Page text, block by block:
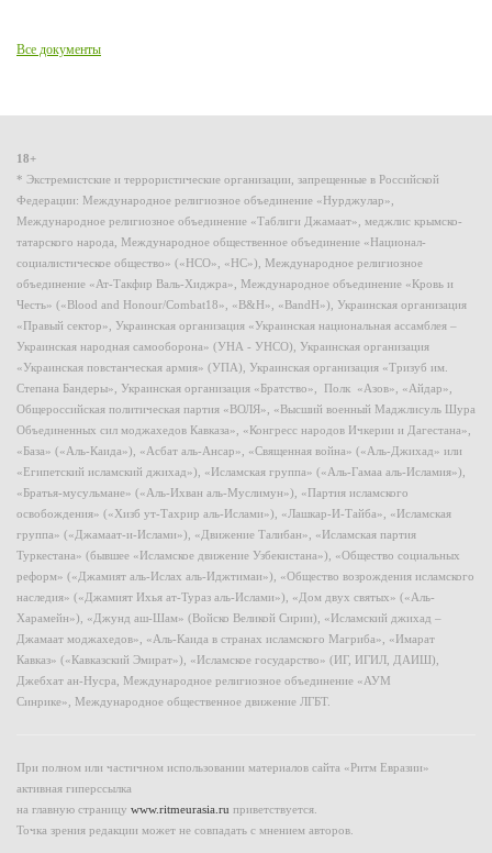
Все документы
18+
* Экстремистские и террористические организации, запрещенные в Российской
Федерации: Международное религиозное объединение «Нурджулар»,
Международное религиозное объединение «Таблиги Джамаат», меджлис крымско-
татарского народа, Международное общественное объединение «Национал-
социалистическое общество» («НСО», «НС»), Международное религиозное
объединение «Ат-Такфир Валь-Хиджра», Международное объединение «Кровь и
Честь» («Blood and Honour/Combat18», «B&H», «BandH»), Украинская организация
«Правый сектор», Украинская организация «Украинская национальная ассамблея –
Украинская народная самооборона» (УНА - УНСО), Украинская организация
«Украинская повстанческая армия» (УПА), Украинская организация «Тризуб им.
Степана Бандеры», Украинская организация «Братство», Полк «Азов», «Айдар»,
Общероссийская политическая партия «ВОЛЯ», «Высший военный Маджлисуль Шура
Объединенных сил моджахедов Кавказа», «Конгресс народов Ичкерии и Дагестана»,
«База» («Аль-Каида»), «Асбат аль-Ансар», «Священная война» («Аль-Джихад» или
«Египетский исламский джихад»), «Исламская группа» («Аль-Гамаа аль-Исламия»),
«Братья-мусульмане» («Аль-Ихван аль-Муслимун»), «Партия исламского
освобождения» («Хизб ут-Тахрир аль-Ислами»), «Лашкар-И-Тайба», «Исламская
группа» («Джамаат-и-Ислами»), «Движение Талибан», «Исламская партия
Туркестана» (бывшее «Исламское движение Узбекистана»), «Общество социальных
реформ» («Джамият аль-Ислах аль-Иджтимаи»), «Общество возрождения исламского
наследия» («Джамият Ихья ат-Тураз аль-Ислами»), «Дом двух святых» («Аль-
Харамейн»), «Джунд аш-Шам» (Войско Великой Сирии), «Исламский джихад –
Джамаат моджахедов», «Аль-Каида в странах исламского Магриба», «Имарат
Кавказ» («Кавказский Эмират»), «Исламское государство» (ИГ, ИГИЛ, ДАИШ),
Джебхат ан-Нусра, Международное религиозное объединение «АУМ
Синрике», Международное общественное движение ЛГБТ.
При полном или частичном использовании материалов сайта «Ритм Евразии»
активная гиперссылка
на главную страницу www.ritmeurasia.ru приветствуется.
Точка зрения редакции может не совпадать с мнением авторов.